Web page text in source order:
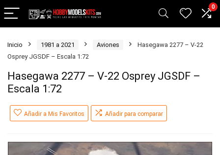
0
Inicio 1981 a 2021 Aviones
Hasegawa 2277 – V-22
Osprey JGSDF – Escala 1:72
Hasegawa 2277 – V-22 Osprey JGSDF –
Escala 1:72
Añadir a Mis Favoritos Añadir para comparar